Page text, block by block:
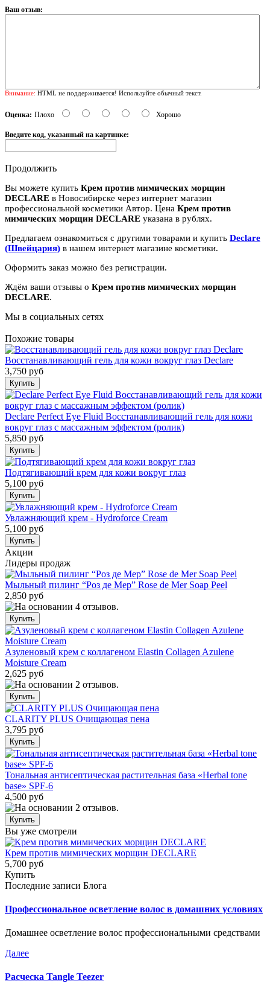
Ваш отзыв:
Внимание: HTML не поддерживается! Используйте обычный текст.
Оценка: Плохо Хорошо
Введите код, указанный на картинке:
Продолжить
Вы можете купить Крем против мимических морщин
DECLARE в Новосибирске через интернет магазин
профессиональной косметики Автор. Цена Крем против
мимических морщин DECLARE указана в рублях.
Предлагаем ознакомиться с другими товарами и купить Declare
(Швейцария) в нашем интернет магазине косметики.
Оформить заказ можно без регистрации.
Ждём ваши отзывы о Крем против мимических морщин
DECLARE.
Мы в социальных сетях
Похожие товары
Восстанавливающий гель для кожи вокруг глаз Declare
3,750 руб
Declare Perfect Eye Fluid Восстанавливающий гель для кожи
вокруг глаз с массажным эффектом (ролик)
5,850 руб
Подтягивающий крем для кожи вокруг глаз
5,100 руб
Увлажняющий крем - Hydroforce Cream
5,100 руб
Акции
Лидеры продаж
Мыльный пилинг “Роз де Мер” Rose de Mer Soap Peel
2,850 руб
Азуленовый крем с коллагеном Elastin Collagen Azulene
Moisture Cream
2,625 руб
CLARITY PLUS Очищающая пена
3,795 руб
Тональная антисептическая растительная база «Herbal tone
base» SPF-6
4,500 руб
Вы уже смотрели
Крем против мимических морщин DECLARE
5,700 руб
Купить
Последние записи Блога
Профессиональное осветление волос в домашних условиях
Домашнее осветление волос профессиональными средствами
Далее
Расческа Tangle Teezer